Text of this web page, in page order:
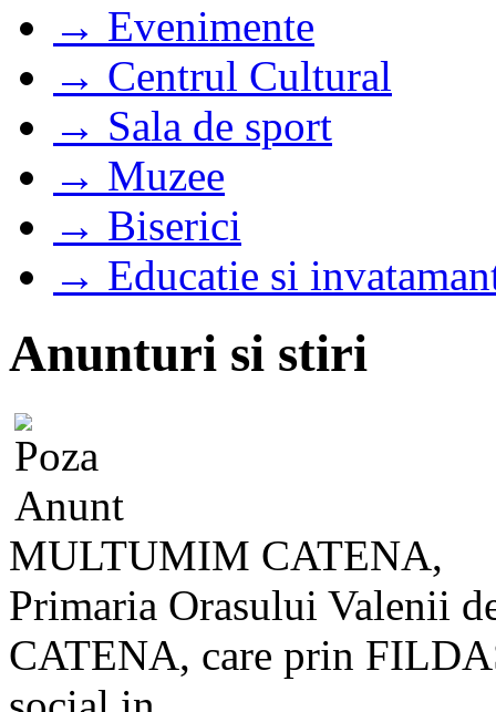
→ Evenimente
→ Centrul Cultural
→ Sala de sport
→ Muzee
→ Biserici
→ Educatie si
Anunturi si stiri
MULTUMIM CATENA,
Primaria Orasului Valenii
CATENA, care prin